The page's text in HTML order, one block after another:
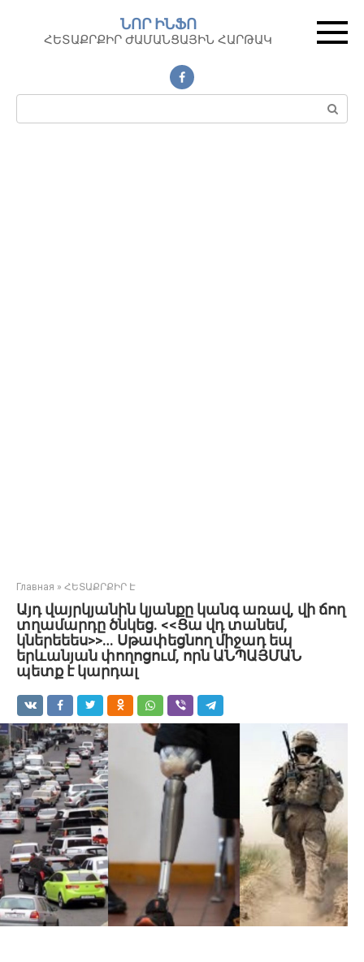
контенту
ՆՈՐ ԻՆՖՈ
ՀԵՏԱՔՐՔԻՐ ԺԱՄԱՆՑԱՅԻՆ ՀԱՐԹԱԿ
Поиск:
Главная » ՀԵՏԱՔՐՔԻՐ Է
Այդ վայրկյանին կյանքը կանգ առավ, վի ճող
տղամարդը ծնկեց. <<Ցա վդ տանեմ,
կներեեես>>… Սթափեցնող միջադ եպ
երևանյան փողոցում, որն ԱՆՊԱՅՄԱՆ
պետք է կարդալ